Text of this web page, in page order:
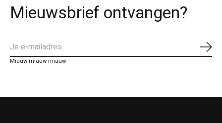
Mieuwsbrief ontvangen?
Miauw miauw miauw